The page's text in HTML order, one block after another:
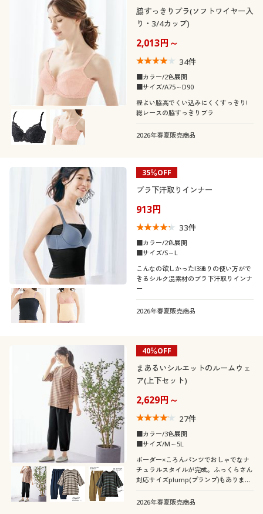
大きいサイズ メンズ
大きいサイズ 事務・制服
カタログ
カタログ・チラシからのご注文
デジタルカタログ
カタログ無料プレゼント
会員メニュー
マイページ
閲覧履歴
お気に入り
サポート
ご利用ガイド
レディースサ
SS LL
4L 7L
ブラカップサ
AA B C
E H I
24
27
メンズサイズ
LL
カラー
こだわり条件
柄・デザイン
無地 花柄
スリット ボーダー
チェック
襟・ネック
クルーネック・丸首
Ｖネック レギュラーカラー
ノースリーブ 長袖
素材
コットン・綿100
脇すっきりブラ(ソフトワイヤー入
り・3/4カップ)
2,013円～
34件
■カラー/2色展開
■サイズ/A75～D90
程よい脇高でくい込みにくくすっきり!
総レースの脇すっきりブラ
2026年春夏販売商品
35％OFF
ブラ下汗取りインナー
913円
33件
■カラー/2色展開
■サイズ/S～L
こんなの欲しかった!3通りの使い方がで
きるシルク混素材のブラ下汗取りインナ
ー
2026年春夏販売商品
40％OFF
まあるいシルエットのルームウェ
ア(上下セット)
2,629円～
27件
■カラー/3色展開
■サイズ/M～5L
ボーダー×ころんパンツでおしゃでなナ
チュラルスタイルが完成。ふっくらさん
対応サイズplump(プランプ)もありま
2026年春夏販売商品